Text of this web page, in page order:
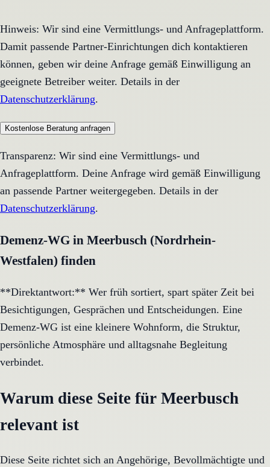
Hinweis: Wir sind eine Vermittlungs- und Anfrageplattform.
Damit passende Partner-Einrichtungen dich kontaktieren
können, geben wir deine Anfrage gemäß Einwilligung an
geeignete Betreiber weiter. Details in der
Datenschutzerklärung.
Kostenlose Beratung anfragen
Transparenz: Wir sind eine Vermittlungs- und
Anfrageplattform. Deine Anfrage wird gemäß Einwilligung
an passende Partner weitergegeben. Details in der
Datenschutzerklärung.
Demenz-WG in Meerbusch (Nordrhein-
Westfalen) finden
**Direktantwort:** Wer früh sortiert, spart später Zeit bei
Besichtigungen, Gesprächen und Entscheidungen. Eine
Demenz-WG ist eine kleinere Wohnform, die Struktur,
persönliche Atmosphäre und alltagsnahe Begleitung
verbindet.
Warum diese Seite für Meerbusch
relevant ist
Diese Seite richtet sich an Angehörige, Bevollmächtigte und